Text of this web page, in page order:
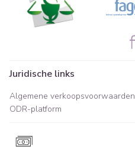
Juridische links
Algemene verkoopsvoorwaarden
ODR-platform